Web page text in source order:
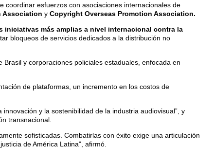
coordinar esfuerzos con asociaciones internacionales de
Association y Copyright Overseas Promotion Association.
iniciativas más amplias a nivel internacional contra la
bloqueos de servicios dedicados a la distribución no
y corporaciones policiales estaduales, enfocada en
de plataformas, un incremento en los costos de
y la sostenibilidad de la industria audiovisual”, y
transnacional.
sofisticadas. Combatirlas con éxito exige una articulación
de América Latina”, afirmó.